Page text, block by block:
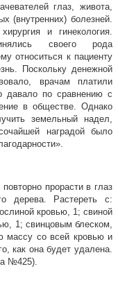
глаз, живота,
(внутренних) болезней.
и гинекология.
своего рода
относиться к пациенту
Поскольку денежной
врачам платили
давало по сравнению с
в обществе. Однако
земельный надел,
наградой было
прорасти в глаз
дерева. Растереть с:
кровью, 1; свиной
1; свинцовым блеском,
массу со всей кровью и
как она будет удалена.
№425).